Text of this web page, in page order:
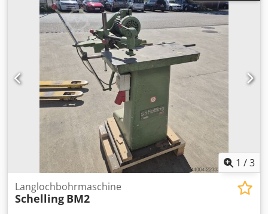
1 /3
Langlochbohrmaschine
Schelling BM2